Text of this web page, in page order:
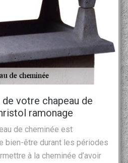
votre chapeau de
ramonage
de cheminée est
bien-être durant les périodes
à la cheminée d’avoir